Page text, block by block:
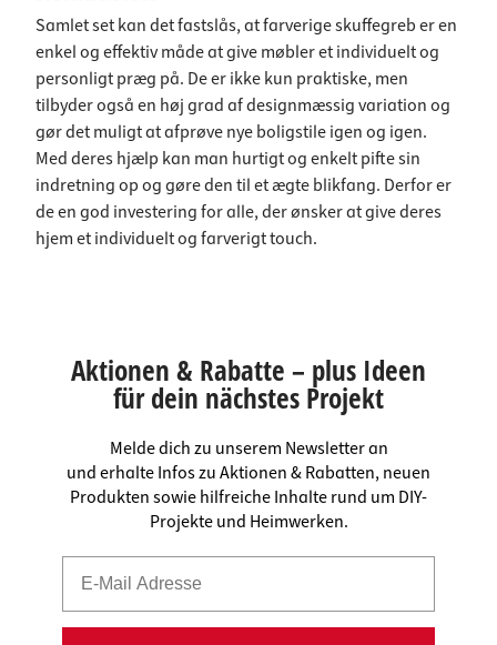
Samlet set kan det fastslås, at farverige skuffegreb er en
enkel og effektiv måde at give møbler et individuelt og
personligt præg på. De er ikke kun praktiske, men
tilbyder også en høj grad af designmæssig variation og
gør det muligt at afprøve nye boligstile igen og igen.
Med deres hjælp kan man hurtigt og enkelt pifte sin
indretning op og gøre den til et ægte blikfang. Derfor er
de en god investering for alle, der ønsker at give deres
hjem et individuelt og farverigt touch.
Aktionen & Rabatte – plus Ideen
für dein nächstes Projekt
Melde dich zu unserem Newsletter an
und erhalte Infos zu Aktionen & Rabatten, neuen
Produkten sowie hilfreiche Inhalte rund um DIY-
Projekte und Heimwerken.